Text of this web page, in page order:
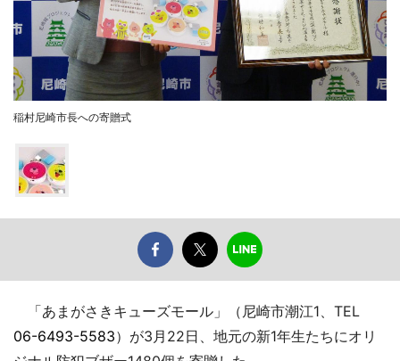
稲村尼崎市長への寄贈式
「あまがさきキューズモール」（尼崎市潮江1、TEL
06-6493-5583）が3月22日、地元の新1年生たちにオリ